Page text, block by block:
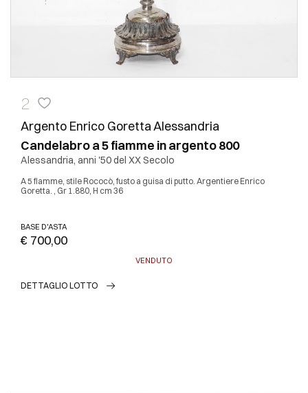
2
Argento Enrico Goretta Alessandria
Candelabro a 5 fiamme in argento 800
Alessandria, anni '50 del XX Secolo
A 5 fiamme, stile Rococò, fusto a guisa di putto. Argentiere Enrico
Goretta. , Gr 1.880, H cm 36
BASE D'ASTA
€ 700,00
VENDUTO
DETTAGLIO LOTTO